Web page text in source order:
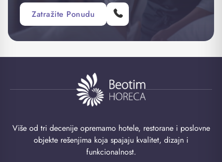
Zatražite Ponudu
Više od tri decenije opremamo hotele, restorane i poslovne
objekte rešenjima koja spajaju kvalitet, dizajn i
funkcionalnost.